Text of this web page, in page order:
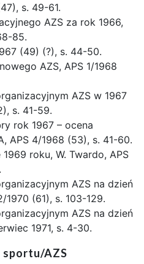
s. 49-61.
AZS za rok 1966,
85.
(49) (?), s. 44-50.
AZS, APS 1/1968
AZS w 1967
s. 41-59.
rok 1967 – ocena
APS 4/1968 (53), s. 41-60.
roku, W. Twardo, APS
AZS na dzień
1970 (61), s. 103-129.
AZS na dzień
1971, s. 4-30.
AZS